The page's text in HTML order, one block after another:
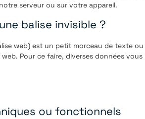
serveur ou sur votre appareil.
balise invisible ?
web) est un petit morceau de texte
Pour ce faire, diverses données
ou fonctionnels